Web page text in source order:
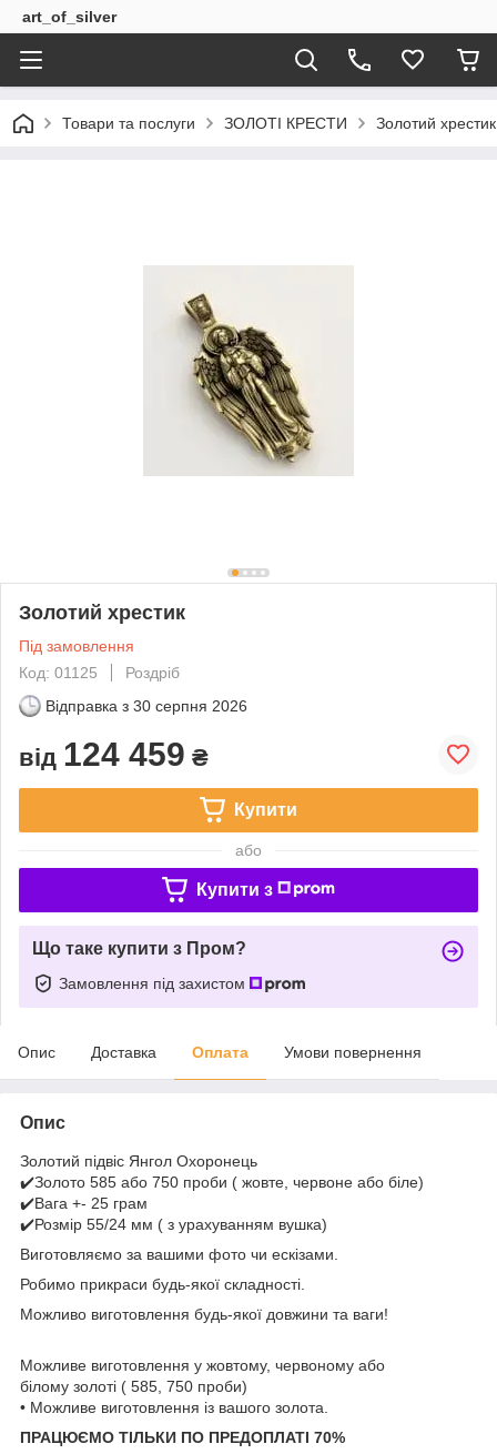
art_of_silver
Товари та послуги ЗОЛОТІ КРЕСТИ Золотий хрестик
Золотий хрестик
Під замовлення
Код: 01125
Роздріб
Відправка з 30 серпня 2026
від 124 459 ₴
Купити
або
Купити з
Що таке купити з Пром?
Замовлення під захистом
Опис Доставка Оплата Умови повернення
Опис
Золотий підвіс Янгол Охоронець
✔️Золото 585 або 750 проби ( жовте, червоне або біле)
✔️Вага +- 25 грам
✔️Розмір 55/24 мм ( з урахуванням вушка)
Виготовляємо за вашими фото чи ескізами.
Робимо прикраси будь-якої складності.
Можливо виготовлення будь-якої довжини та ваги!
Можливе виготовлення у жовтому, червоному або
білому золоті ( 585, 750 проби)
• Можливе виготовлення із вашого золота.
ПРАЦЮЄМО ТІЛЬКИ ПО ПРЕДОПЛАТІ 70%